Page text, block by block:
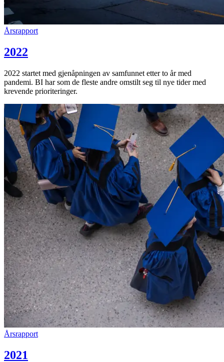
Årsrapport
2022
2022 startet med gjenåpningen av samfunnet etter to år med
pandemi. BI har som de fleste andre omstilt seg til nye tider med
krevende prioriteringer.
Årsrapport
2021